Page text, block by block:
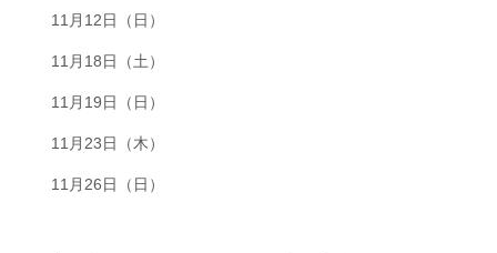
11月12日（日）
11月18日（土）
11月19日（日）
11月23日（木）
11月26日（日）